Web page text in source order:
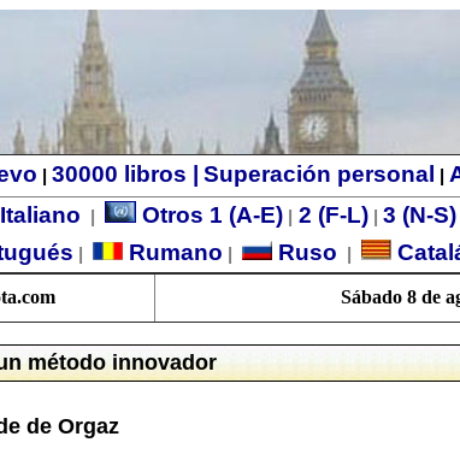
30000 libros Superación personal
Italiano Otros 1 (A-E)| 2 (F-L)| 3 (N-S)|
Rumano Ruso
Sábado 8 de
método innovador
de Orgaz